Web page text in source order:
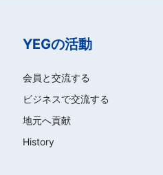
YEGの活動
会員と交流する
ビジネスで交流する
地元へ貢献
History